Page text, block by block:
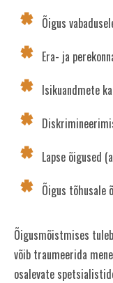
Õigus
Era- ja
Isikuandmete
Lapse õigused
Õigus tõhusale
Õigusmõistmises
võib traumeerida
osalevate